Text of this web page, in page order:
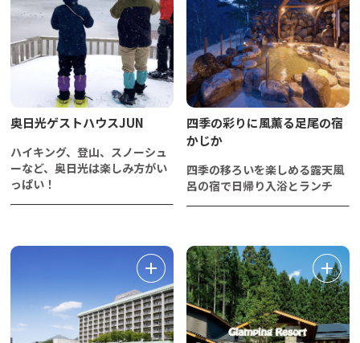
奥日光ゲストハウスJUN
ハイキング、登山、スノーシュ
ーなど、奥日光は楽しみ方がい
っぱい！
四季の彩りに風薫る足尾の宿
かじか
四季の移ろいを楽しめる露天風
呂の宿で日帰り入浴とランチ